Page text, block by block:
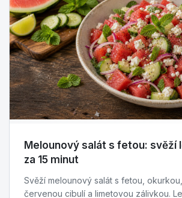
Melounový salát s fetou: svěží
za 15 minut
Svěží melounový salát s fetou, okurkou,
červenou cibulí a limetovou zálivkou.